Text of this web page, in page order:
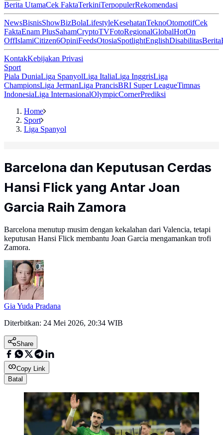
Berita UtamaCek FaktaTerkiniTerpopulerRekomendasi
NewsBisnisShowBizBolaLifestyleKesehatanTeknoOtomotifCek
FaktaEnam PlusSahamCryptoTVFotoRegionalGlobalHotOn
OffIslamiCitizen6OpiniFeedsOtosiaSpotlightEnglishDisabilitasBerita
KontakKebijakan Privasi
Sport
Piala DuniaLiga SpanyolLiga ItaliaLiga InggrisLiga
ChampionsLiga JermanLiga PrancisBRI Super LeagueTimnas
IndonesiaLiga InternasionalOlympicCornerPrediksi
Home
Sport
Liga Spanyol
Barcelona dan Keputusan Cerdas
Hansi Flick yang Antar Joan
Garcia Raih Zamora
Barcelona menutup musim dengan kekalahan dari Valencia, tetapi
keputusan Hansi Flick membantu Joan Garcia mengamankan trofi
Zamora.
Gia Yuda Pradana
Diterbitkan: 24 Mei 2026, 20:34 WIB
Share
Copy Link
Batal